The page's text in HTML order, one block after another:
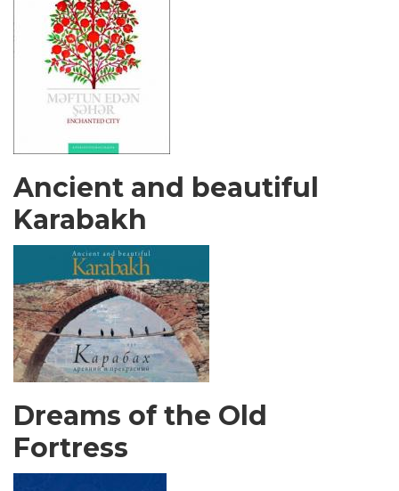
Ancient and beautiful
Karabakh
Dreams of the Old
Fortress